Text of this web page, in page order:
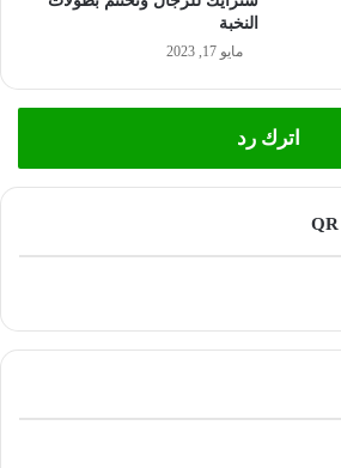
النخبة
مايو 17, 2023
اترك رد